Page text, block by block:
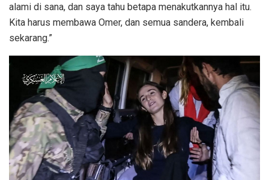
alami di sana, dan saya tahu betapa menakutkannya hal itu.
Kita harus membawa Omer, dan semua sandera, kembali
sekarang.”